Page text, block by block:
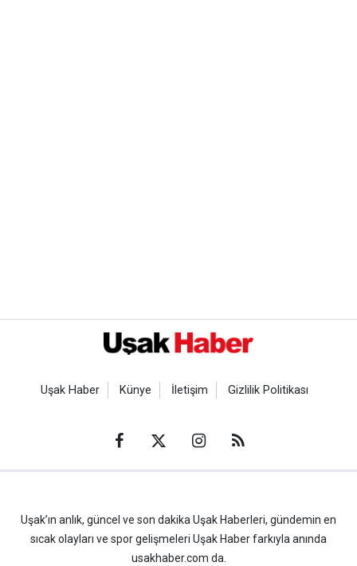
Uşak Haber Künye İletişim Gizlilik Politikası
Uşak’ın anlık, güncel ve son dakika Uşak Haberleri, gündemin en
sıcak olayları ve spor gelişmeleri Uşak Haber farkıyla anında
usakhaber.com da.